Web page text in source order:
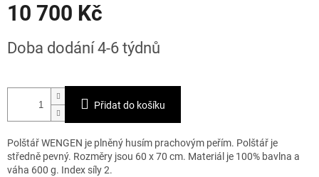
10 700 Kč
cena:
Doba dodání 4-6 týdnů
Přidat do košíku
Polštář WENGEN je plněný husím prachovým peřím. Polštář je
středně pevný. Rozměry jsou 60 x 70 cm. Materiál je 100% bavlna a
váha 600 g. Index síly 2.